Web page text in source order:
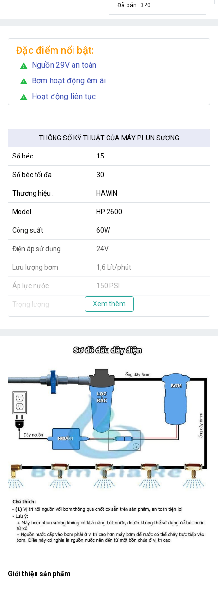
Đã bán: 320
Đặc điểm nổi bật:
warning Nguồn 29V an toàn
warning Bơm hoạt động êm ái
warning Hoạt động liên tục
THÔNG SỐ KỸ THUẬT CỦA MÁY PHUN SƯƠNG
Số béc 15
Số béc tối đa 30
Thương hiệu : HAWIN
Model HP 2600
Công suất 60W
Điện áp sử dụng 24V
Lưu lượng bơm 1,6 Lít/phút
Áp lực nước 150 PSI
Trọng lượng 1,8kg
Xem thêm
Giới thiệu sản phẩm :